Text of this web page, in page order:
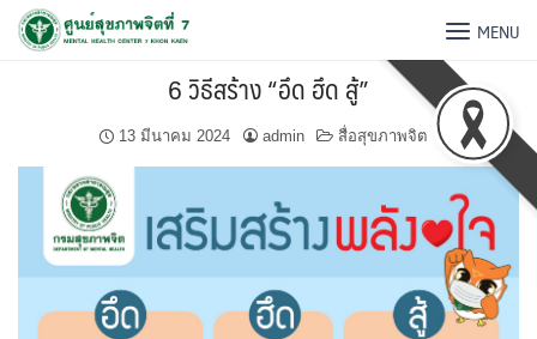
MENU
6 วิธีสร้าง “อึด ฮึด สู้”
13 มีนาคม 2024 admin สื่อสุขภาพจิต